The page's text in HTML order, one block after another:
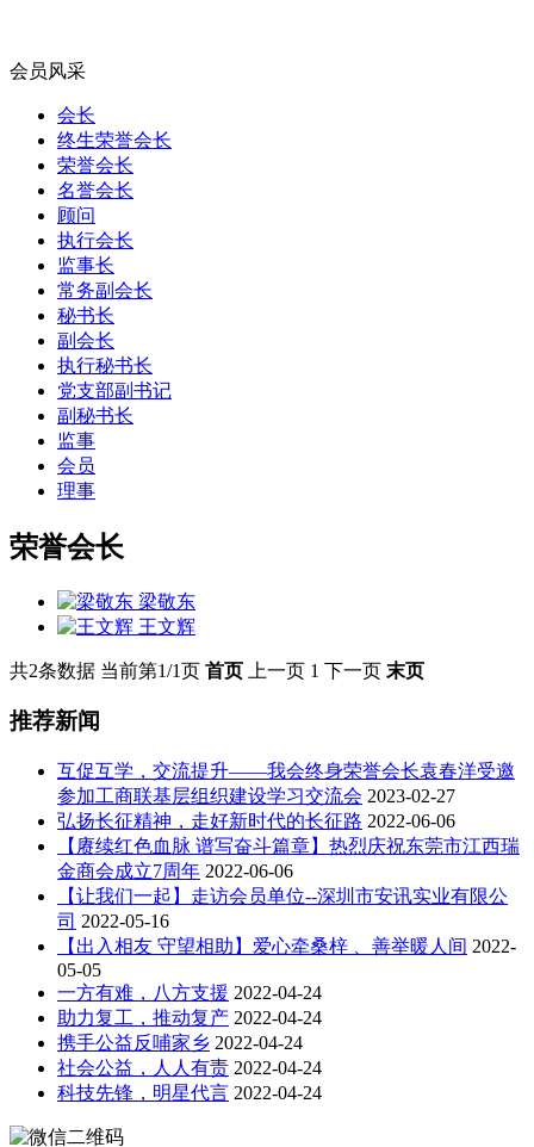
会员风采
会长
终生荣誉会长
荣誉会长
名誉会长
顾问
执行会长
监事长
常务副会长
秘书长
副会长
执行秘书长
党支部副书记
副秘书长
监事
会员
理事
荣誉会长
梁敬东
王文辉
共2条数据 当前第1/1页 首页 上一页 1 下一页 末页
推荐新闻
互促互学，交流提升——我会终身荣誉会长袁春洋受邀
参加工商联基层组织建设学习交流会 2023-02-27
弘扬长征精神，走好新时代的长征路 2022-06-06
【赓续红色血脉 谱写奋斗篇章】热烈庆祝东莞市江西瑞
金商会成立7周年 2022-06-06
【让我们一起】走访会员单位--深圳市安讯实业有限公
司 2022-05-16
【出入相友 守望相助】爱心牵桑梓 、善举暖人间 2022-
05-05
一方有难，八方支援 2022-04-24
助力复工，推动复产 2022-04-24
携手公益反哺家乡 2022-04-24
社会公益，人人有责 2022-04-24
科技先锋，明星代言 2022-04-24